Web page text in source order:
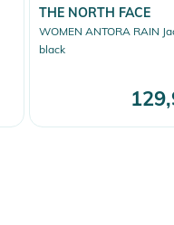
THE NORTH FACE
WOMEN ANTORA RAIN
black